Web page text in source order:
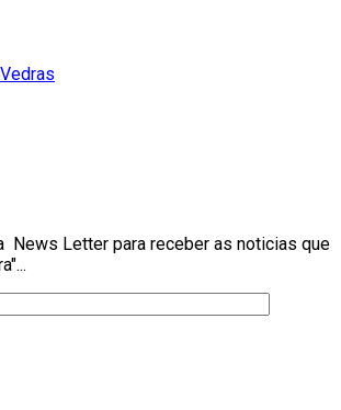
News Letter para receber as noticias que